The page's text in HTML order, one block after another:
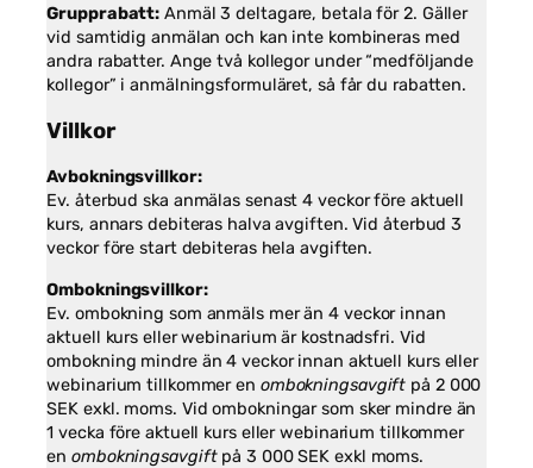
Grupprabatt: Anmäl 3 deltagare, betala för 2. Gäller
vid samtidig anmälan och kan inte kombineras med
andra rabatter. Ange två kollegor under “medföljande
kollegor” i anmälningsformuläret, så får du rabatten.
Villkor
Avbokningsvillkor:
Ev. återbud ska anmälas senast 4 veckor före aktuell
kurs, annars debiteras halva avgiften. Vid återbud 3
veckor före start debiteras hela avgiften.
Ombokningsvillkor:
Ev. ombokning som anmäls mer än 4 veckor innan
aktuell kurs eller webinarium är kostnadsfri. Vid
ombokning mindre än 4 veckor innan aktuell kurs eller
webinarium tillkommer en ombokningsavgift på 2 000
SEK exkl. moms. Vid ombokningar som sker mindre än
1 vecka före aktuell kurs eller webinarium tillkommer
enombokningsavgiftpå 3 000 SEK exkl moms.